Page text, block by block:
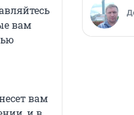
вам
вам